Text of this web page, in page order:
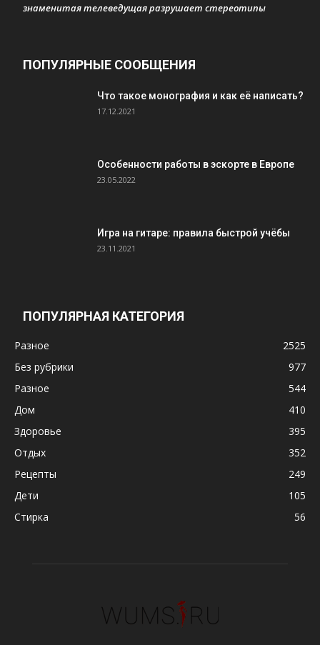
знаменитая телеведущая разрушает стереотипы
ПОПУЛЯРНЫЕ СООБЩЕНИЯ
Что такое монография и как её написать?
17.12.2021
Особенности работы в эскорте в Европе
23.05.2022
Игра на гитаре: правила быстрой учёбы
23.11.2021
ПОПУЛЯРНАЯ КАТЕГОРИЯ
Разное
2525
Без рубрики
977
Разное
544
Дом
410
Здоровье
395
Отдых
352
Рецепты
249
Дети
105
Стирка
56